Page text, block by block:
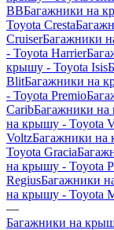
BBБагажники на
Toyota Cresta
CruiserБагажники
- Toyota Harrier
крышу - Toyota Isis
BlitБагажники на
- Toyota Premio
CaribБагажники на
на крышу - Toyota
VoltzБагажники на
Toyota Gracia
на крышу - Toyota
RegiusБагажники
на крышу - Toyota
—
Багажники на